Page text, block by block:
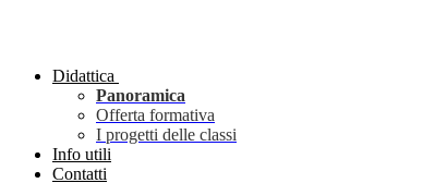
Didattica
Panoramica
Offerta formativa
I progetti delle classi
Info utili
Contatti